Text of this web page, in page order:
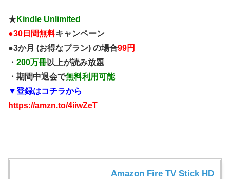
★Kindle Unlimited
●30日間無料キャンペーン
●3か月 (お得なプラン) の場合99円
・ 200万冊以上が読み放題
・期間中退会で無料利用可能
▼登録はコチラから
https://amzn.to/4iiwZeT
Amazon Fire TV Stick HD